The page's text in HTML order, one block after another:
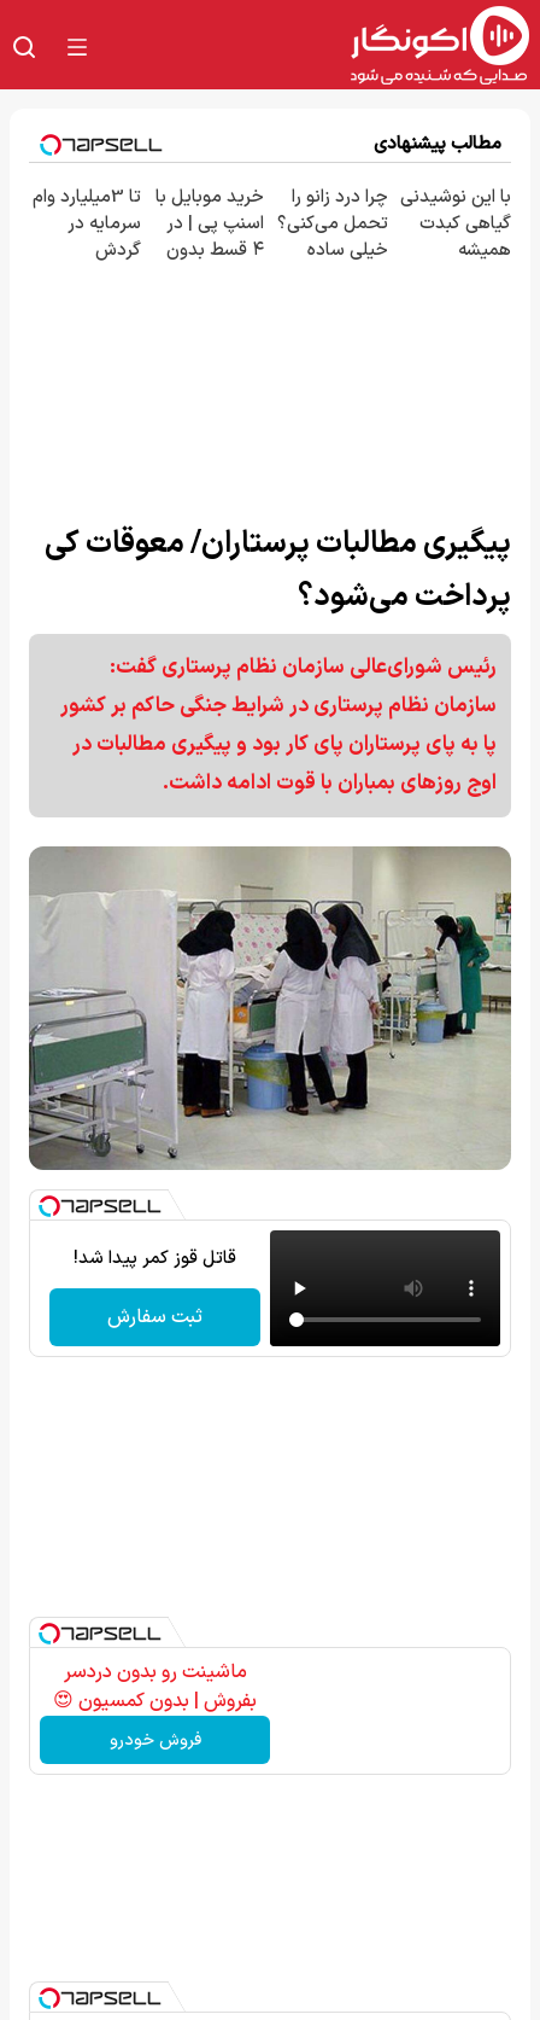
مطالب پیشنهادی
با این نوشیدنی
گیاهی کبدت
همیشه
چرا درد زانو را
تحمل می‌کنی؟
خیلی ساده
خرید موبایل با
اسنپ پی | در
۴ قسط بدون
تا 3میلیارد وام
سرمایه در
گردش
پیگیری مطالبات پرستاران/ معوقات کی
پرداخت می‌شود؟
رئیس شورای‌عالی سازمان نظام پرستاری گفت:
سازمان نظام پرستاری در شرایط جنگی حاکم بر کشور
پا به پای پرستاران پای کار بود و پیگیری مطالبات در
اوج روزهای بمباران با قوت ادامه داشت.
قاتل قوز کمر پیدا شد!
ثبت سفارش
ماشینت رو بدون دردسر
بفروش | بدون کمسیون 😍
فروش خودرو